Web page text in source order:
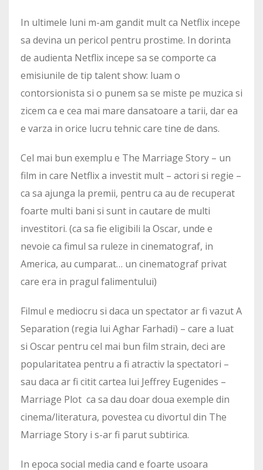
In ultimele luni m-am gandit mult ca Netflix incepe
sa devina un pericol pentru prostime. In dorinta
de audienta Netflix incepe sa se comporte ca
emisiunile de tip talent show: luam o
contorsionista si o punem sa se miste pe muzica si
zicem ca e cea mai mare dansatoare a tarii, dar ea
e varza in orice lucru tehnic care tine de dans.
Cel mai bun exemplu e The Marriage Story – un
film in care Netflix a investit mult – actori si regie –
ca sa ajunga la premii, pentru ca au de recuperat
foarte multi bani si sunt in cautare de multi
investitori. (ca sa fie eligibili la Oscar, unde e
nevoie ca fimul sa ruleze in cinematograf, in
America, au cumparat… un cinematograf privat
care era in pragul falimentului)
Filmul e mediocru si daca un spectator ar fi vazut A
Separation (regia lui Aghar Farhadi) – care a luat
si Oscar pentru cel mai bun film strain, deci are
popularitatea pentru a fi atractiv la spectatori –
sau daca ar fi citit cartea lui Jeffrey Eugenides –
Marriage Plot ca sa dau doar doua exemple din
cinema/literatura, povestea cu divortul din The
Marriage Story i s-ar fi parut subtirica.
In epoca social media cand e foarte usoara